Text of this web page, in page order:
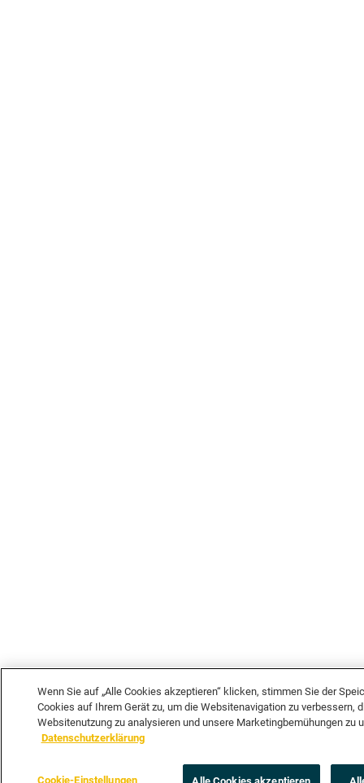
Wenn Sie auf „Alle Cookies akzeptieren“ klicken, stimmen Sie der
Cookies auf Ihrem Gerät zu, um die Websitenavigation zu verbessern,
Websitenutzung zu analysieren und unsere Marketingbemühungen zu
Datenschutzerklärung
Cookie-Einstellungen